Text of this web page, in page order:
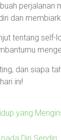
dan
tentang self-
dan siapa
ini!
yang